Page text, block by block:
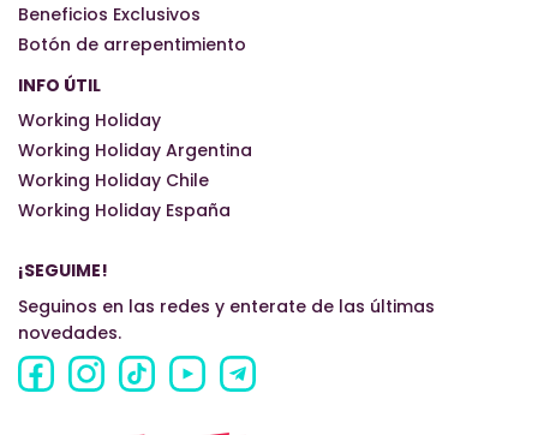
Beneficios Exclusivos
Botón de arrepentimiento
INFO ÚTIL
Working Holiday
Working Holiday Argentina
Working Holiday Chile
Working Holiday España
¡SEGUIME!
Seguinos en las redes y enterate de las últimas
novedades.